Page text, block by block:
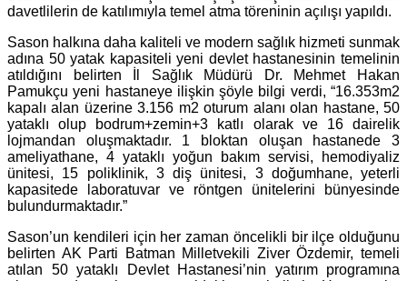
davetlilerin de katılımıyla temel atma töreninin açılışı yapıldı.
Sason halkına daha kaliteli ve modern sağlık hizmeti sunmak
adına 50 yatak kapasiteli yeni devlet hastanesinin temelinin
atıldığını belirten İl Sağlık Müdürü Dr. Mehmet Hakan
Pamukçu yeni hastaneye ilişkin şöyle bilgi verdi, “16.353m2
kapalı alan üzerine 3.156 m2 oturum alanı olan hastane, 50
yataklı olup bodrum+zemin+3 katlı olarak ve 16 dairelik
lojmandan oluşmaktadır. 1 bloktan oluşan hastanede 3
ameliyathane, 4 yataklı yoğun bakım servisi, hemodiyaliz
ünitesi, 15 poliklinik, 3 diş ünitesi, 3 doğumhane, yeterli
kapasitede laboratuvar ve röntgen ünitelerini bünyesinde
bulundurmaktadır.”
Sason’un kendileri için her zaman öncelikli bir ilçe olduğunu
belirten AK Parti Batman Milletvekili Ziver Özdemir, temeli
atılan 50 yataklı Devlet Hastanesi’nin yatırım programına